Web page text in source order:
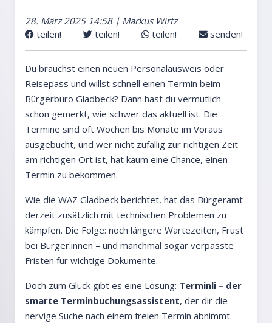
28. März 2025 14:58 | Markus Wirtz
teilen!
teilen! teilen! senden!
Du brauchst einen neuen Personalausweis oder
Reisepass und willst schnell einen Termin beim
Bürgerbüro Gladbeck? Dann hast du vermutlich
schon gemerkt, wie schwer das aktuell ist. Die
Termine sind oft Wochen bis Monate im Voraus
ausgebucht, und wer nicht zufällig zur richtigen Zeit
am richtigen Ort ist, hat kaum eine Chance, einen
Termin zu bekommen.
Wie die WAZ Gladbeck berichtet, hat das Bürgeramt
derzeit zusätzlich mit technischen Problemen zu
kämpfen. Die Folge: noch längere Wartezeiten, Frust
bei Bürger:innen – und manchmal sogar verpasste
Fristen für wichtige Dokumente.
Doch zum Glück gibt es eine Lösung: Terminli – der
smarte Terminbuchungsassistent, der dir die
nervige Suche nach einem freien Termin abnimmt.